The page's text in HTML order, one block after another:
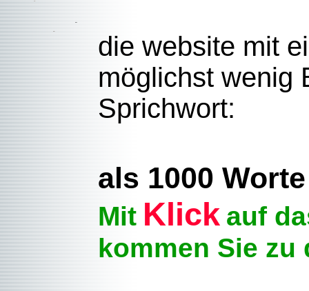
die website mit
möglichst wenig
Sprichwort:
als 1000 Worte
Mit Klick auf
kommen Sie zu